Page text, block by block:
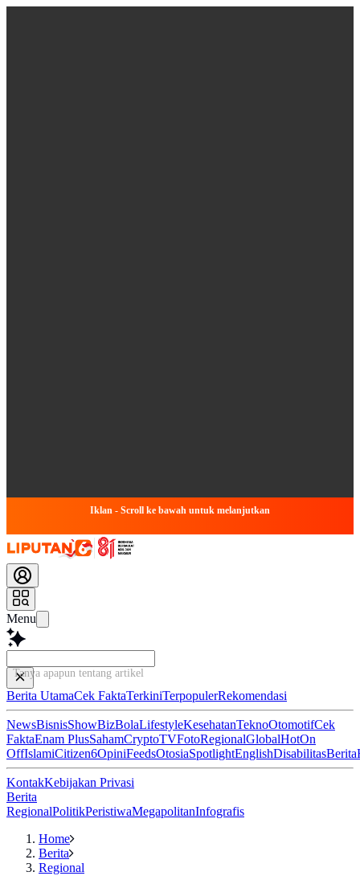
Iklan - Scroll ke bawah untuk melanjutkan
Menu
Tanya apapun tentang artikel ini...
Berita UtamaCek FaktaTerkiniTerpopulerRekomendasi
NewsBisnisShowBizBolaLifestyleKesehatanTeknoOtomotifCek
FaktaEnam PlusSahamCryptoTVFotoRegionalGlobalHotOn
OffIslamiCitizen6OpiniFeedsOtosiaSpotlightEnglishDisabilitasBerita
KontakKebijakan Privasi
Berita
RegionalPolitikPeristiwaMegapolitanInfografis
Home
Berita
Regional